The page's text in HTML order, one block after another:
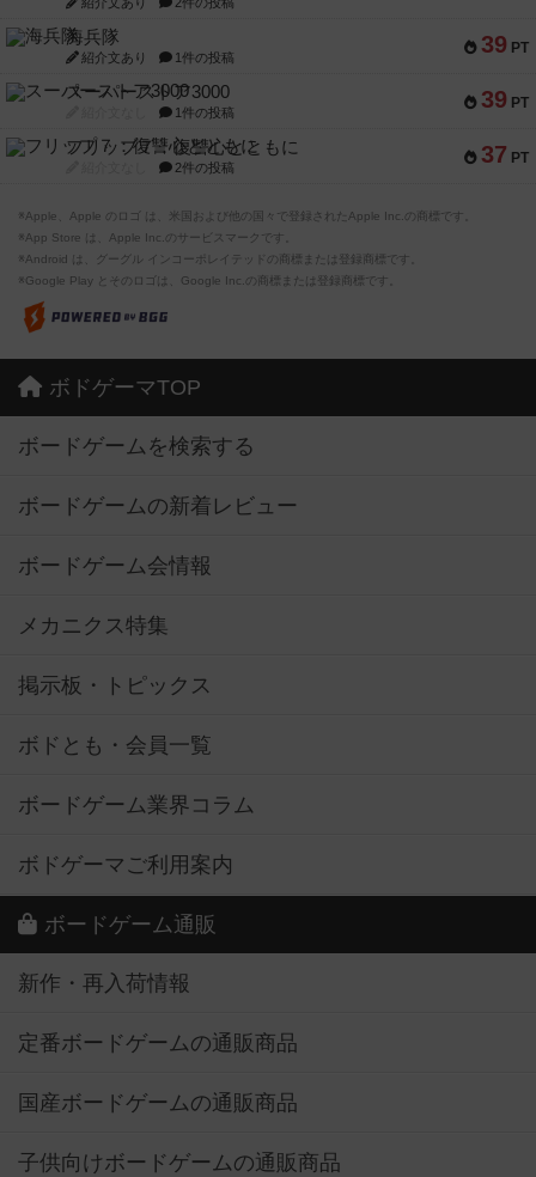
39 PT
海兵隊
紹介文あり 1件の投稿
39 PT
スーパーストア3000
1件の投稿
37 PT
フリップ７：復讐心とともに
2件の投稿
※Apple、Apple のロゴ は、米国および他の国々で登録されたApple Inc.の商標です。
※App Store は、Apple Inc.のサービスマークです。
※Android は、グーグル インコーポレイテッドの商標または登録商標です。
※Google Play とそのロゴは、Google Inc.の商標または登録商標です。
ボドゲーマTOP
ボードゲームを検索する
ボードゲームの新着レビュー
ボードゲーム会情報
メカニクス特集
掲示板・トピックス
ボドとも・会員一覧
ボードゲーム業界コラム
ボドゲーマご利用案内
ボードゲーム通販
新作・再入荷情報
定番ボードゲームの通販商品
国産ボードゲームの通販商品
子供向けボードゲームの通販商品